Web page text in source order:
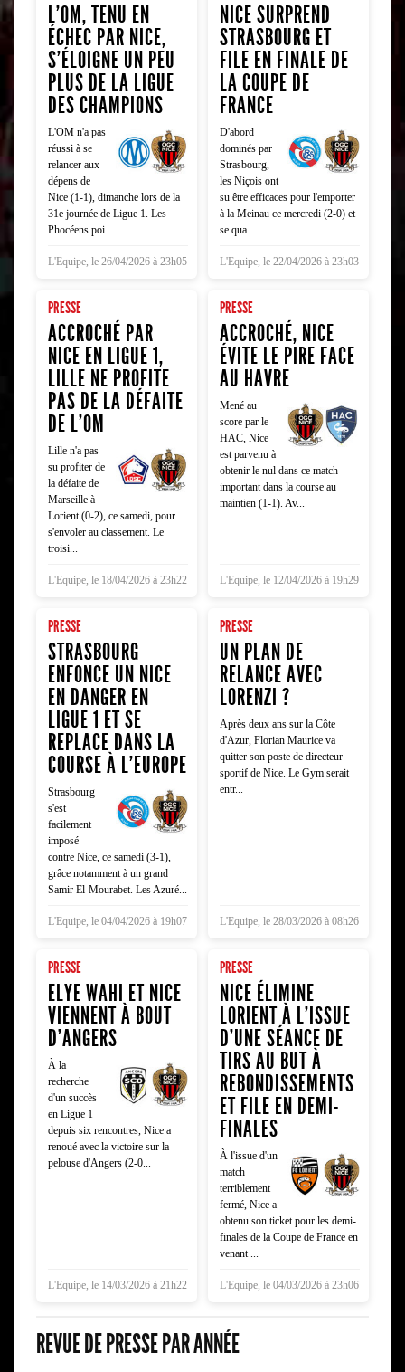
L'OM, TENU EN
ÉCHEC PAR NICE,
S'ÉLOIGNE UN PEU
PLUS DE LA LIGUE
DES CHAMPIONS
L'OM n'a pas
réussi à se
relancer aux
dépens de
Nice (1-1), dimanche lors de la
31e journée de Ligue 1. Les
Phocéens poi...
L'Equipe, le 26/04/2026 à 23h05
NICE SURPREND
STRASBOURG ET
FILE EN FINALE DE
LA COUPE DE
FRANCE
D'abord
dominés par
Strasbourg,
les Niçois ont
su être efficaces pour l'emporter
à la Meinau ce mercredi (2-0) et
se qua...
L'Equipe, le 22/04/2026 à 23h03
PRESSE
ACCROCHÉ PAR
NICE EN LIGUE 1,
LILLE NE PROFITE
PAS DE LA DÉFAITE
DE L'OM
Lille n'a pas
su profiter de
la défaite de
Marseille à
Lorient (0-2), ce samedi, pour
s'envoler au classement. Le
troisi...
L'Equipe, le 18/04/2026 à 23h22
PRESSE
ACCROCHÉ, NICE
ÉVITE LE PIRE FACE
AU HAVRE
Mené au
score par le
HAC, Nice
est parvenu à
obtenir le nul dans ce match
important dans la course au
maintien (1-1). Av...
L'Equipe, le 12/04/2026 à 19h29
PRESSE
STRASBOURG
ENFONCE UN NICE
EN DANGER EN
LIGUE 1 ET SE
REPLACE DANS LA
COURSE À L'EUROPE
Strasbourg
s'est
facilement
imposé
contre Nice, ce samedi (3-1),
grâce notamment à un grand
Samir El-Mourabet. Les Azuré...
L'Equipe, le 04/04/2026 à 19h07
PRESSE
UN PLAN DE
RELANCE AVEC
LORENZI ?
Après deux ans sur la Côte
d'Azur, Florian Maurice va
quitter son poste de directeur
sportif de Nice. Le Gym serait
entr...
L'Equipe, le 28/03/2026 à 08h26
PRESSE
ELYE WAHI ET NICE
VIENNENT À BOUT
D'ANGERS
À la
recherche
d'un succès
en Ligue 1
depuis six rencontres, Nice a
renoué avec la victoire sur la
pelouse d'Angers (2-0...
L'Equipe, le 14/03/2026 à 21h22
PRESSE
NICE ÉLIMINE
LORIENT À L'ISSUE
D'UNE SÉANCE DE
TIRS AU BUT À
REBONDISSEMENTS
ET FILE EN DEMI-
FINALES
À l'issue d'un
match
terriblement
fermé, Nice a
obtenu son ticket pour les demi-
finales de la Coupe de France en
venant ...
L'Equipe, le 04/03/2026 à 23h06
REVUE DE PRESSE PAR ANNÉE